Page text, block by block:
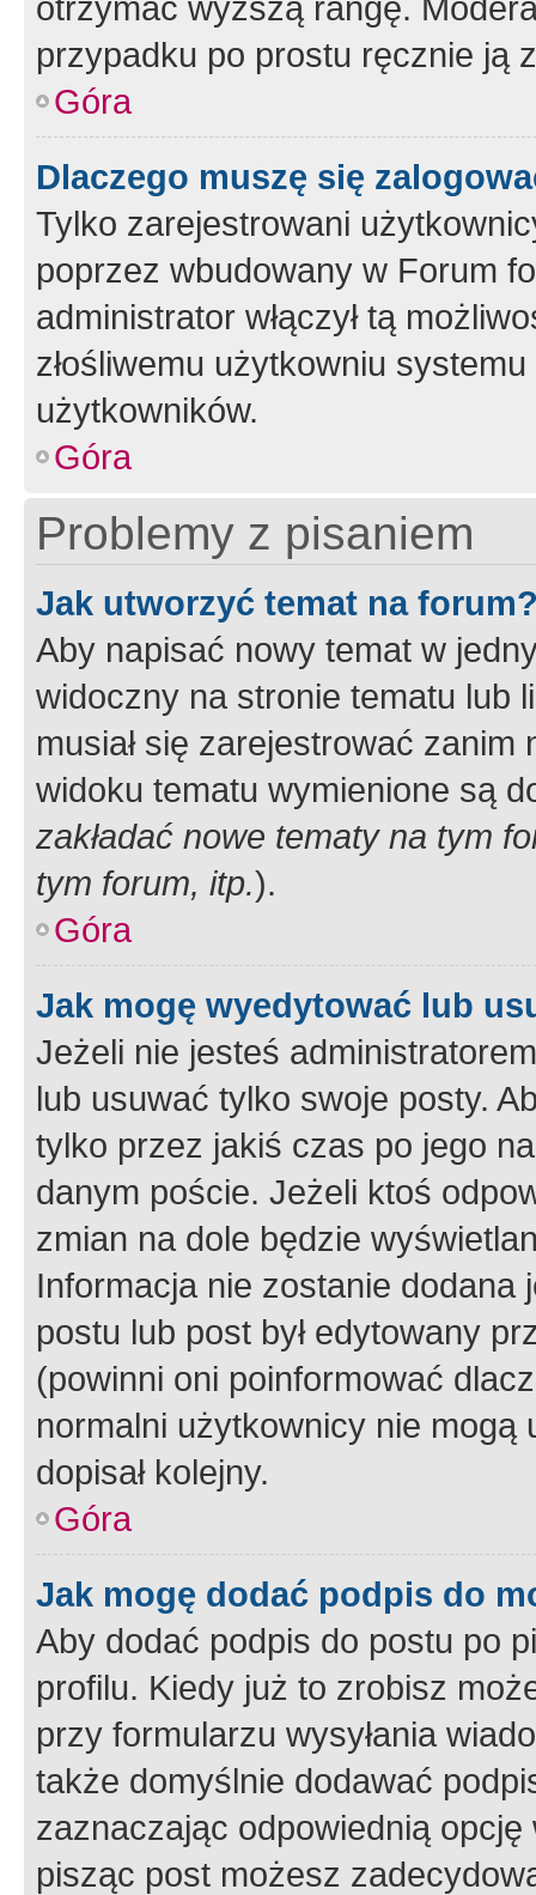
przypadku po prostu ręcznie ją
Góra
Dlaczego muszę się
Tylko zarejestrowani
poprzez wbudowany w Forum
administrator włączył tą
złośliwemu użytkowniu
użytkowników.
Góra
Problemy z pisaniem
Jak utworzyć temat na
Aby napisać nowy temat w
widoczny na stronie tematu lub
musiał się zarejestrować
widoku tematu wymienione są
zakładać nowe tematy na tym
tym forum, itp.).
Góra
Jak mogę wyedytować lub
Jeżeli nie jesteś
lub usuwać tylko swoje posty.
tylko przez jakiś czas po jego
danym poście. Jeżeli ktoś
zmian na dole będzie
Informacja nie zostanie dodana
postu lub post był edytowany
(powinni oni poinformować
normalni użytkownicy nie
dopisał kolejny.
Góra
Jak mogę dodać podpis do
Aby dodać podpis do postu po
profilu. Kiedy już to zrobisz
przy formularzu wysyłania
także domyślnie dodawać
zaznaczając odpowiednią
pisząc post możesz